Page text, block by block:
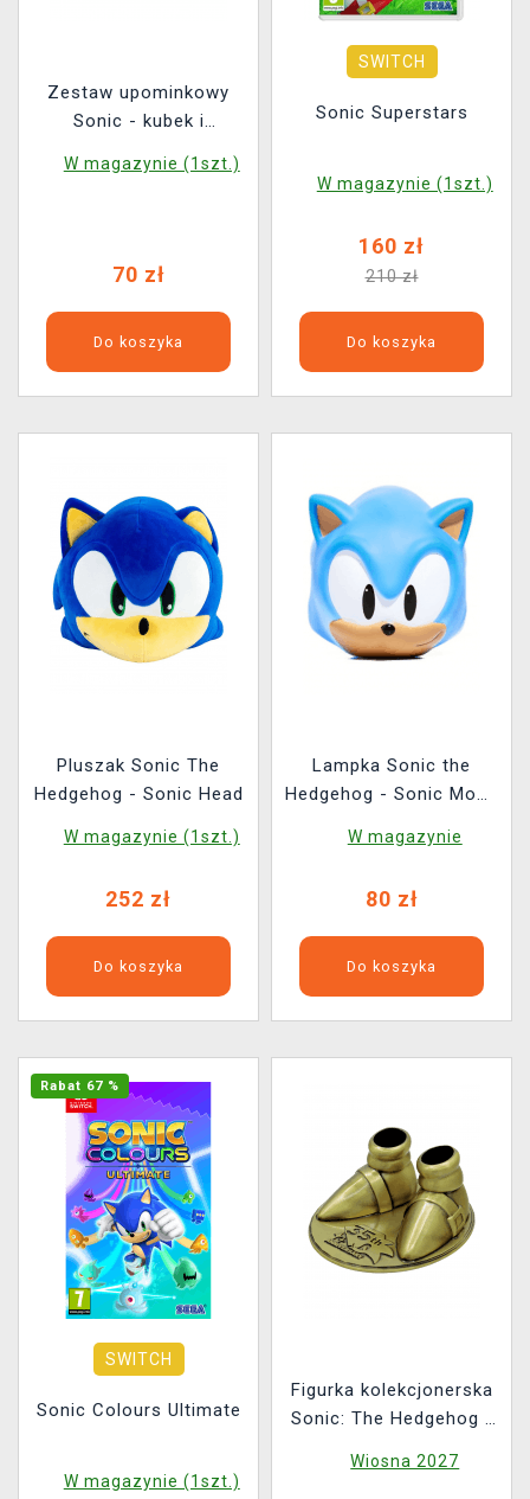
Zestaw upominkowy
Sonic - kubek i
W magazynie (1szt.)
70 zł
Do koszyka
SWITCH
Sonic Superstars
W magazynie (1szt.)
160 zł
210 zł
Do koszyka
Pluszak Sonic The
Hedgehog - Sonic Head
W magazynie (1szt.)
252 zł
Do koszyka
Lampka Sonic the
Hedgehog - Sonic Mood
W magazynie
80 zł
Do koszyka
Rabat 67 %
SWITCH
Sonic Colours Ultimate
W magazynie (1szt.)
Figurka kolekcjonerska
Sonic: The Hedgehog -
Wiosna 2027